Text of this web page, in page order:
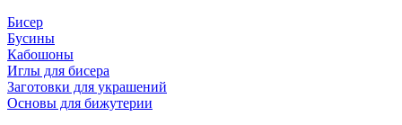
Бисер
Бусины
Кабошоны
Иглы для бисера
Заготовки для украшений
Основы для бижутерии